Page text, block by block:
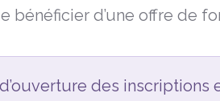
bénéficier d’une offre de
des inscriptions